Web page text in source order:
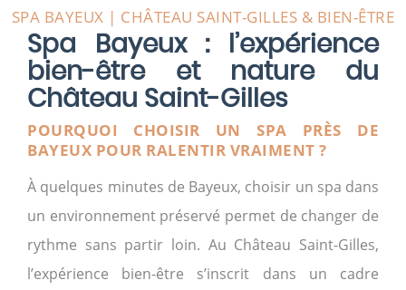
SPA BAYEUX | CHÂTEAU SAINT-GILLES & BIEN-ÊTRE
Spa Bayeux : l’expérience
bien-être et nature du
Château Saint-Gilles
POURQUOI CHOISIR UN SPA PRÈS DE
BAYEUX POUR RALENTIR VRAIMENT ?
À quelques minutes de Bayeux, choisir un spa dans
un environnement préservé permet de changer de
rythme sans partir loin. Au Château Saint-Gilles,
l’expérience bien-être s’inscrit dans un cadre